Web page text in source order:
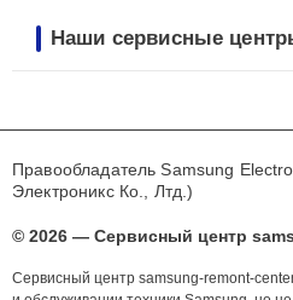
Наши сервисные
Правообладатель Samsung
Электроникс Ко., Лтд.)
© 2026 — Сервисный центр
Сервисный центр samsung-remont-